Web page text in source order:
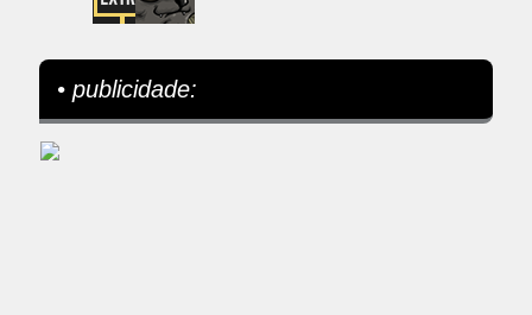
• publicidade: